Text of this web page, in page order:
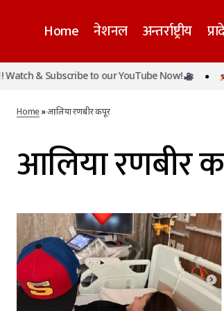
Home नेशनल अन्तर्राष्ट्रीय
& Subscribe to our YouTube Now!
Home»आलिया रणबीर कपूर
आलिया रणबीर